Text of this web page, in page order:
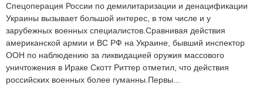
Спецоперация России по демилитаризации и денацификации
Украины вызывает большой интерес, в том числе и у
зарубежных военных специалистов.Сравнивая действия
американской армии и ВС РФ на Украине, бывший инспектор
ООН по наблюдению за ликвидацией оружия массового
уничтожения в Ираке Скотт Риттер отметил, что действия
российских военных более гуманны.Первы...